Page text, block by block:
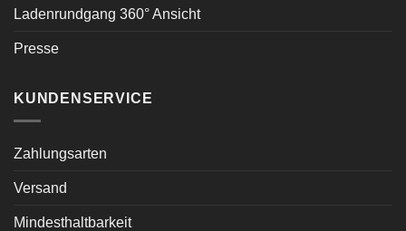
Ladenrundgang 360° Ansicht
Presse
KUNDENSERVICE
Zahlungsarten
Versand
Mindesthaltbarkeit